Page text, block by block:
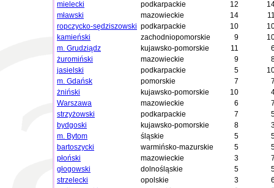
mielecki
podkarpackie 12
mławski
mazowieckie 14
ropczycko-sędziszowski podkarpackie 10
kamieński
zachodniopomorskie 9
m. Grudziądz
kujawsko-pomorskie 11
żuromiński
mazowieckie 9
jasielski
podkarpackie 5
m. Gdańsk
pomorskie 7
żniński
kujawsko-pomorskie 10
Warszawa
mazowieckie 6
strzyżowski
podkarpackie 7
bydgoski
kujawsko-pomorskie 8
m. Bytom
śląskie 5
bartoszycki
warmińsko-mazurskie 5
płoński
mazowieckie 3
głogowski
dolnośląskie 5
strzelecki
opolskie 3